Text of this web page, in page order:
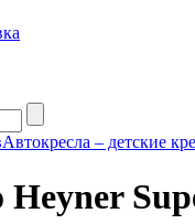
Автокресла – детские
Heyner